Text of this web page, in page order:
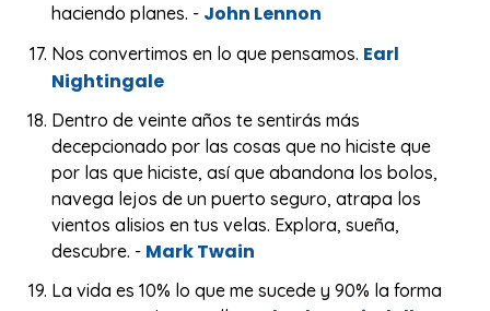
haciendo planes. - John Lennon
Nos convertimos en lo que pensamos. Earl
Nightingale
Dentro de veinte años te sentirás más
decepcionado por las cosas que no hiciste que
por las que hiciste, así que abandona los bolos,
navega lejos de un puerto seguro, atrapa los
vientos alisios en tus velas. Explora, sueña,
descubre. - Mark Twain
La vida es 10% lo que me sucede y 90% la forma